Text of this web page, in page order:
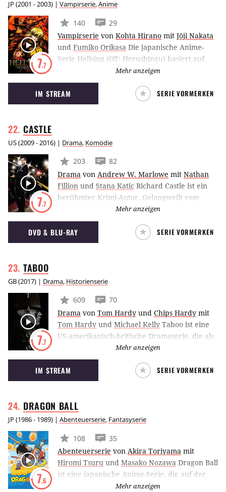
JP(2001 - 2003) | Vampirserie,Anime
7.7
140
29
Vampirserie von Kohta Hirano mit Jōji Nakata
und Fumiko Orikasa Die japanische Anime-
Serie Hellsing (OT: Herushingu) basiert auf
dem gleichnamigen Manga, das von Kouta
Hirano Ende der 1990er Jahre geschrieben
wurde. Die Geschichte erzählt vom Kampf der
britischen Geheimorganisation Hellsing gegen
Mehr anzeigen
IM STREAM SERIE VORMERKEN
CASTLE
US(2009 - 2016) | Drama, Komödie
7.7
203
82
Drama von Andrew W. Marlowe mit Nathan
Fillion und Stana Katic Richard Castle ist ein
berühmter Krimi-Autor. Gelangweilt vom
eigenen Erfolg, heftet er sich an die Fersen
der New Yorker Polizistin Kate Beckett. Sie ist
eine aggressive Ermittlerin, die ihre Fälle mit
strenger Disziplin behandelt und von Castles
Mehr anzeigen
DVD & BLU-RAY SERIE VORMERKEN
TABOO
GB(2017) | Drama, Historienserie
7.7
609
70
Drama von Tom Hardy und Chips Hardy mit
Tom Hardy und Michael Kelly Taboo ist eine
US-amerikanisch-britische Dramaserie, die als
Koproduktion von FX und BBC umgesetzt
wurde. Tom Hardy schlüpft in die Rolle des
Abenteurers James Delaney und bekommt es
mit den zwielichtigen Machenschaften der
Mehr anzeigen
IM STREAM SERIE VORMERKEN
DRAGON BALL
JP(1986 - 1989) | Abenteuerserie, Fantasyserie
7.6
108
35
Abenteuerserie von Akira Toriyama mit
Hiromi Tsuru und Masako Nozawa Dragon Ball
ist eine japanische Anime-Serie, die auf der
gleichnamigen Manga-Vorlage basiert. Die
Mehr anzeigen